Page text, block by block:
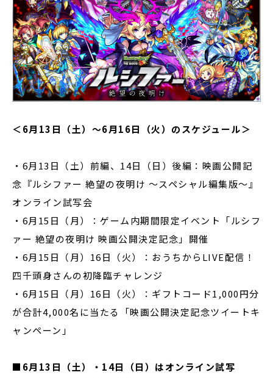
＜6月13日（土）〜6月16日（火）のスケジュール＞
・6月13日（土）前編、14日（日）後編：映画公開記
念『ルシファー 絶望の夜明け 〜スペシャル編集版〜』
オンライン試写会
・6月15日（月）：ゲーム内期間限定イベント「ルシフ
ァー 絶望の夜明け 映画公開決定記念」開催
・6月15日（月）16日（火）：おうちからLIVE配信！
四千頭身さんの初降臨チャレンジ
・6月15日（月）16日（火）：ギフトコード1,000円分
が合計4,000名に当たる「映画公開決定記念ツイートキ
ャンペーン」
■ 6月13日（土）・14日（日）はオンライン試写